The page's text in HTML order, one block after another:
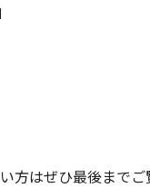
方はぜひ最後までご